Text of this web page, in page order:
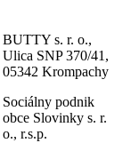
BUTTY s. r. o.,
Ulica SNP 370/41,
05342 Krompachy
Sociálny podnik
obce Slovinky s. r.
o., r.s.p.